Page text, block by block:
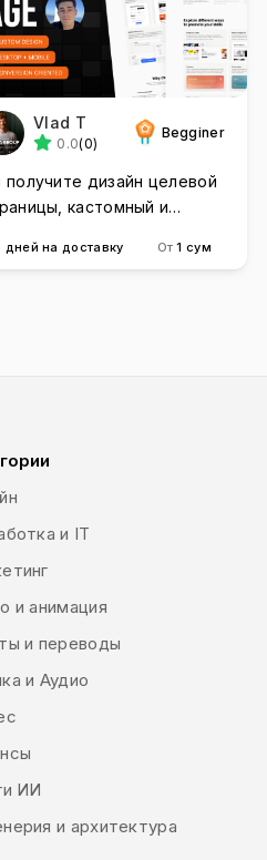
Vlad T
0.0(0)
Begginer
получите дизайн целевой
кастомный и
дней на доставку От1 сум
и IT
и анимация
и переводы
и Аудио
ИИ
и архитектура